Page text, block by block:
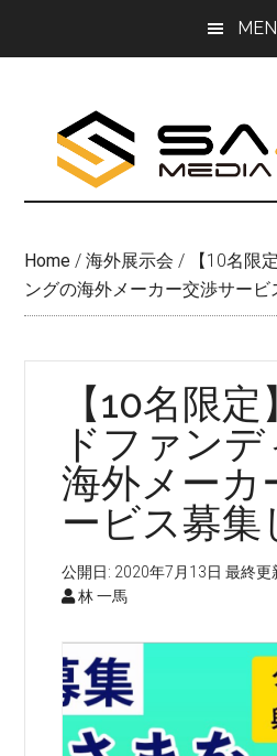
Home / 海外展示会 / 【10名限
ングの海外メーカー交渉サービ
【10名限
ドファン
海外メーカ
ービス募集
公開日: 2020年7月13日 最終更
林 一馬